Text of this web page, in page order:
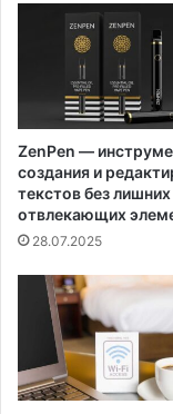
ZenPen —
создания и
текстов без лишних
отвлекающих
28.07.2025